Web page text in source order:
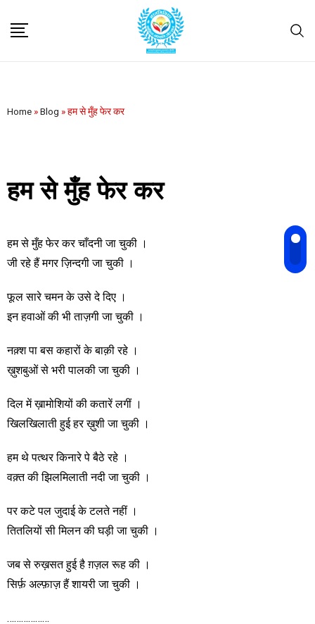
Home »Blog »हम से मुँह फेर कर
हम से मुँह फेर कर
हम से मुँह फेर कर चाँदनी जा चुकी ।
जी रहे हैं मगर ज़िन्दगी जा चुकी ।
फूल सारे चमन के उसे दे दिए ।
इन हवाओं की भी ताज़गी जा चुकी ।
नक़्श पा बस कहारों के बाक़ी रहे ।
ख़ुशबुओं से भरी पालकी जा चुकी ।
दिल में ख़ामोशियों की कतारें लगीं ।
खिलखिलाती हुई हर ख़ुशी जा चुकी ।
हम थे पत्थर किनारे पे बैठे रहे ।
वक़्त की झिलमिलाती नदी जा चुकी ।
पर कटे पल जुदाई के टलते नहीं ।
तितलियों सी मिलन की घड़ी जा चुकी ।
जब से रुख़सत हुई है ग़ज़ल रूह की ।
सिर्फ़ अल्फ़ाज़ हैं शायरी जा चुकी ।
………………